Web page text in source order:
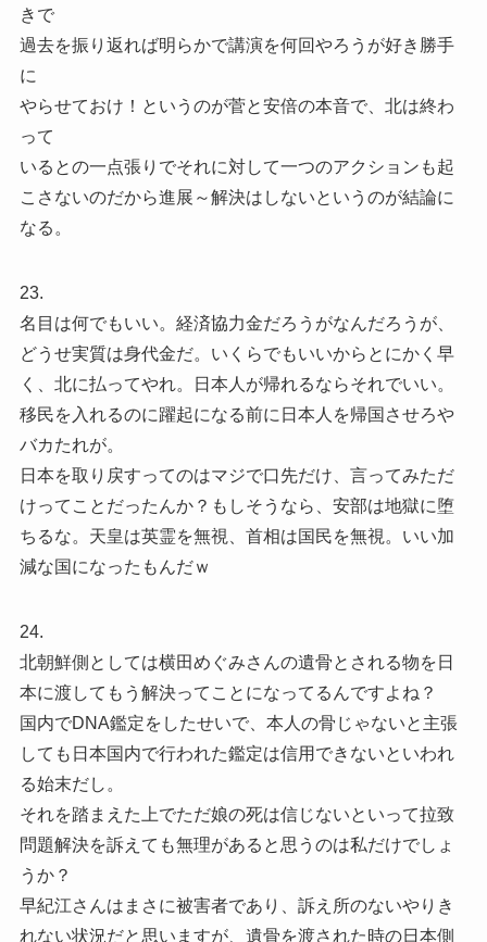
きで
過去を振り返れば明らかで講演を何回やろうが好き勝手
に
やらせておけ！というのが菅と安倍の本音で、北は終わ
って
いるとの一点張りでそれに対して一つのアクションも起
こさないのだから進展～解決はしないというのが結論に
なる。
23.
名目は何でもいい。経済協力金だろうがなんだろうが、
どうせ実質は身代金だ。いくらでもいいからとにかく早
く、北に払ってやれ。日本人が帰れるならそれでいい。
移民を入れるのに躍起になる前に日本人を帰国させろや
バカたれが。
日本を取り戻すってのはマジで口先だけ、言ってみただ
けってことだったんか？もしそうなら、安部は地獄に堕
ちるな。天皇は英霊を無視、首相は国民を無視。いい加
減な国になったもんだｗ
24.
北朝鮮側としては横田めぐみさんの遺骨とされる物を日
本に渡してもう解決ってことになってるんですよね？
国内でDNA鑑定をしたせいで、本人の骨じゃないと主張
しても日本国内で行われた鑑定は信用できないといわれ
る始末だし。
それを踏まえた上でただ娘の死は信じないといって拉致
問題解決を訴えても無理があると思うのは私だけでしょ
うか？
早紀江さんはまさに被害者であり、訴え所のないやりき
れない状況だと思いますが、遺骨を渡された時の日本側